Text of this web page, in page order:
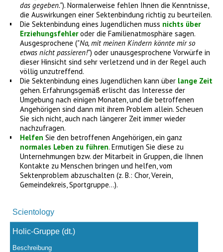
das gegeben."). Normalerweise fehlen Ihnen die Kenntnisse,
die Auswirkungen einer Sektenbindung richtig zu beurteilen.
Die Sektenbindung eines Jugendlichen muss nichts über
Erziehungsfehleroder die Familienatmosphäre sagen.
Ausgesprochene ("Na, mit meinen Kindern könnte mir so
etwas nicht passieren!") oder unausgesprochene Vorwürfe in
dieser Hinsicht sind sehr verletzend und in der Regel auch
völlig unzutreffend.
Die Sektenbindung eines Jugendlichen kann über lange Zeit
gehen. Erfahrungsgemäß erlischt das Interesse der
Umgebung nach einigen Monaten, und die betroffenen
Angehörigen sind dann mit ihrem Problem allein. Scheuen
Sie sich nicht, auch nach längerer Zeit immer wieder
nachzufragen.
Helfen Sie den betroffenen Angehörigen, ein ganz
normales Leben zu führen. Ermutigen Sie diese zu
Unternehmungen bzw. der Mitarbeit in Gruppen, die Ihnen
Kontakte zu Menschen bringen und helfen, vom
Sektenproblem abzuschalten (z. B.: Chor, Verein,
Gemeindekreis, Sportgruppe...).
überspringen
Scientology
Holic-Gruppe (dt.)
Beschreibung